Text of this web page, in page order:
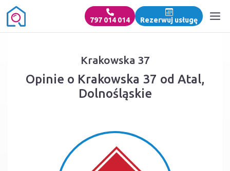
797 014 014 Rezerwuj usługę
Krakowska 37
Opinie o Krakowska 37 od Atal,
Dolnośląskie